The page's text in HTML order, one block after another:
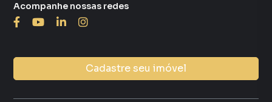
Cadastre seu imóvel
Acompanhe nossas redes